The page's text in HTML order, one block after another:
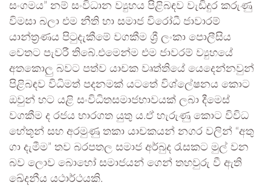
සංගමය” නම් සංවිධාන ව්‍යුහය පිළිබඳව වැඩිදුර කරුණු
විමසා බලා එම නීති හා සමාජ විරෝධී ජාවාරම්
යාන්ත්‍රණය පිටුදැකීමේ වගකීම ශ්‍රී ලංකා පොලීසිය
වෙතට පැවරී තිබේ.එමෙන්ම එම ජාවරම් ව්‍යුහයේ
අතකොලු බවට පත්ව යාචක වෘත්තියේ යෙදෙන්නවුන්
පිළිබඳව විධිමත් පදනමක් යටතේ විශ්ලේෂනය කොට
ඔවුන් හට යළි සංවිධිතසමාජභාවයක් ලබා දීමෙස්
වගකීම ද රජය භාරගත යුතු ය.ඒ හැරුණු කොට විවිධ
හේතූන් සහ අරමුණු තකා යාචකයන් නගර වලින් “අතු
ගා දැමීම” තව බරපතල සමාජ අර්බුද රැසකට මුල් වන
බව ලොව බොහෝ සමාජයන් ගෙන් තහවුරු වී ඇති
ඛේදනීය යථාර්ථයකි.